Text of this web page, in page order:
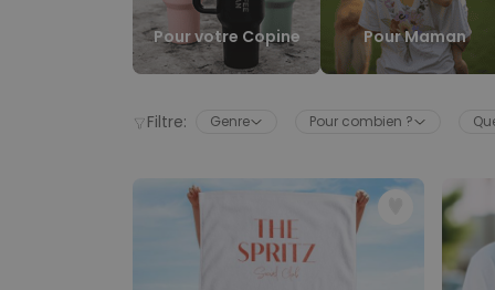
Pour votre Copine Pour Maman
Filtre: Genre Pour combien ?